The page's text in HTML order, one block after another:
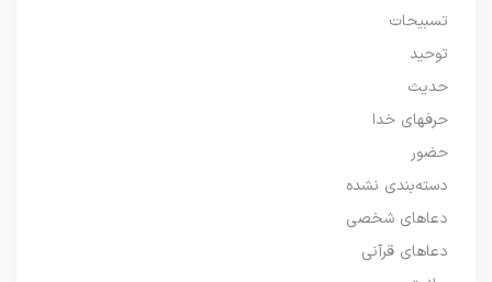
تسبیحات
توحید
حدیث
حرفهای خدا
حضور
دسته‌بندی نشده
دعاهای شخصی
دعاهای قرآنی